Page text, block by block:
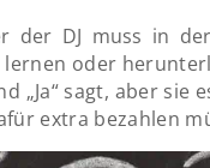
der DJ muss in
lernen oder
„Ja“ sagt, aber sie
extra bezahlen